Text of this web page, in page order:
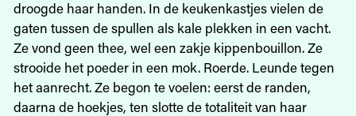
droogde haar handen. In de keukenkastjes vielen de
gaten tussen de spullen als kale plekken in een vacht.
Ze vond geen thee, wel een zakje kippenbouillon. Ze
strooide het poeder in een mok. Roerde. Leunde tegen
het aanrecht. Ze begon te voelen: eerst de randen,
daarna de hoekjes, ten slotte de totaliteit van haar